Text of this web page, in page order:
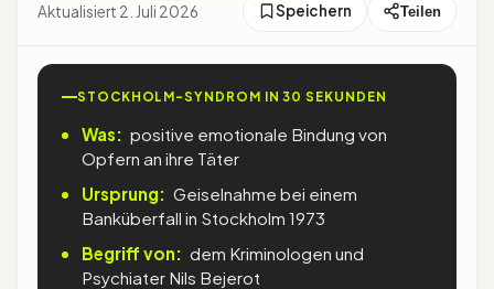
Aktualisiert 2. Juli 2026 Speichern Teilen
STOCKHOLM-SYNDROM IN 30 SEKUNDEN
Was: positive emotionale Bindung von
Opfern an ihre Täter
Ursprung: Geiselnahme bei einem
Banküberfall in Stockholm 1973
Begriff von: dem Kriminologen und
Psychiater Nils Bejerot